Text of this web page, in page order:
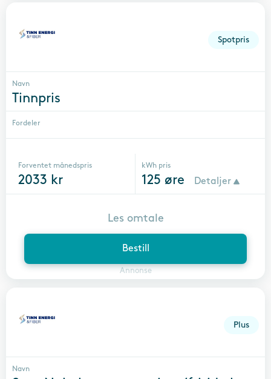
Spotpris
Navn
Tinnpris
Fordeler
Forventet månedspris
2033 kr
kWh pris
125 øre Detaljer
Bestill
Annonse
Les omtale
Plus
Navn